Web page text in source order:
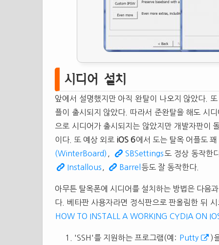
시디어 설치
앞에서 설명했지만 아직 완탈이 나오지 않았다.
플이 출시되지 않았다. 따라서 준완탈을 해도 시
으로 시디어가 출시되지는 않았지만 개발자판이
이다. 또 예상 외로 iOS 6에서 도는 탈옥 어플도
(WinterBoard)
SBSettings 도 정상 동작한
Installous
Barrel 등도 잘 동작한다.
아무튼 탈옥폰에 시디어를 설치하는 방법은 다음
다. 베타판 사용자라면 정식판으로 판올림한 뒤
HOW TO INSTALL A WORKING CYDIA ON
'SSH'를 지원하는 프로그램(예: Putty
)